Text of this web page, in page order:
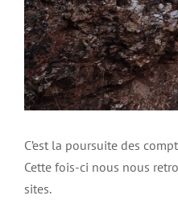
C’est la poursuite des
Cette fois-ci nous nous
sites.